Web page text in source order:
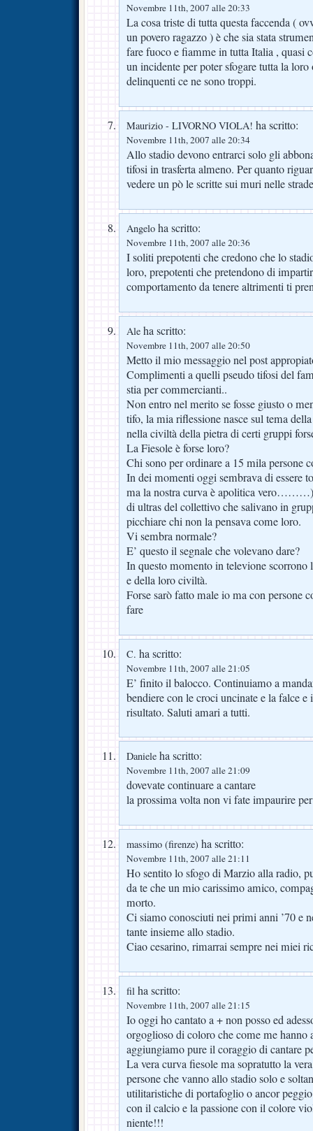
Novembre 11th, 2007 alle 20:33
La cosa triste di tutta questa faccenda (
un povero ragazzo ) è che sia stata
fare fuoco e fiamme in tutta Italia , quasi
un incidente per poter sfogare tutta la
delinquenti ce ne sono troppi.
Maurizio - LIVORNO VIOLA! ha scritto:
Novembre 11th, 2007 alle 20:34
Allo stadio devono entrarci solo gli
tifosi in trasferta almeno. Per quanto
vedere un pò le scritte sui muri nelle
Angelo ha scritto:
Novembre 11th, 2007 alle 20:36
I soliti prepotenti che credono che lo
loro, prepotenti che pretendono di
comportamento da tenere altrimenti ti
Ale ha scritto:
Novembre 11th, 2007 alle 20:50
Metto il mio messaggio nel post
Complimenti a quelli pseudo tifosi del
stia per commercianti..
Non entro nel merito se fosse giusto o
tifo, la mia riflessione nasce sul tema
nella civiltà della pietra di certi gruppi
La Fiesole è forse loro?
Chi sono per ordinare a 15 mila persone
In dei momenti oggi sembrava di essere
ma la nostra curva è apolitica vero………)
di ultras del collettivo che salivano in
picchiare chi non la pensava come loro.
Vi sembra normale?
E’ questo il segnale che volevano dare?
In questo momento in televione
e della loro civiltà.
Forse sarò fatto male io ma con persone
fare
C. ha scritto:
Novembre 11th, 2007 alle 21:05
E’ finito il balocco. Continuiamo a
bendiere con le croci uncinate e la falce
risultato. Saluti amari a tutti.
Daniele ha scritto:
Novembre 11th, 2007 alle 21:09
dovevate continuare a cantare
la prossima volta non vi fate impaurire
massimo (firenze) ha scritto:
Novembre 11th, 2007 alle 21:11
Ho sentito lo sfogo di Marzio alla radio,
da te che un mio carissimo amico,
morto.
Ci siamo conosciuti nei primi anni ’70 e
tante insieme allo stadio.
Ciao cesarino, rimarrai sempre nei miei
fil ha scritto:
Novembre 11th, 2007 alle 21:15
Io oggi ho cantato a + non posso ed
orgoglioso di coloro che come me hanno
aggiungiamo pure il coraggio di cantare
La vera curva fiesole ma sopratutto la
persone che vanno allo stadio solo e
utilitaristiche di portafoglio o ancor
con il calcio e la passione con il colore
niente!!!